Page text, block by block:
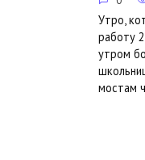
Утро,
работу
утром
мостам